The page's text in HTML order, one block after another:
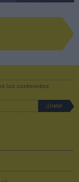
los contenidos